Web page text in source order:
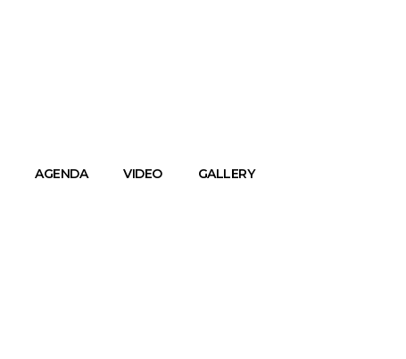
AGENDA VIDEO GALLERY